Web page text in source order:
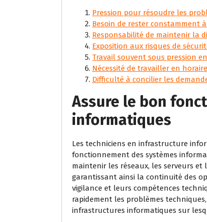
Pression pour résoudre les
Besoin de rester constamment
Responsabilité de maintenir la
Exposition aux risques de
Travail souvent sous pression
Nécessité de travailler en
Difficulté à concilier les
Assure le bon
informatiques
Les techniciens en infrastructure
fonctionnement des systèmes
maintenir les réseaux, les serveurs
garantissant ainsi la continuité des
vigilance et leurs compétences
rapidement les problèmes
infrastructures informatiques sur